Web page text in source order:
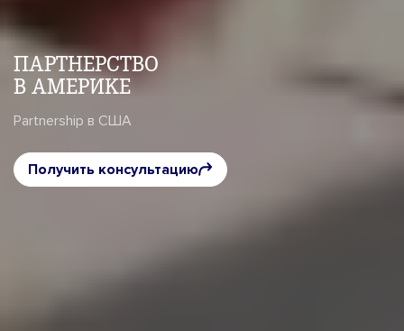
ПАРТНЕРСТВО
В АМЕРИКЕ
Partnership в США
Получить консультацию